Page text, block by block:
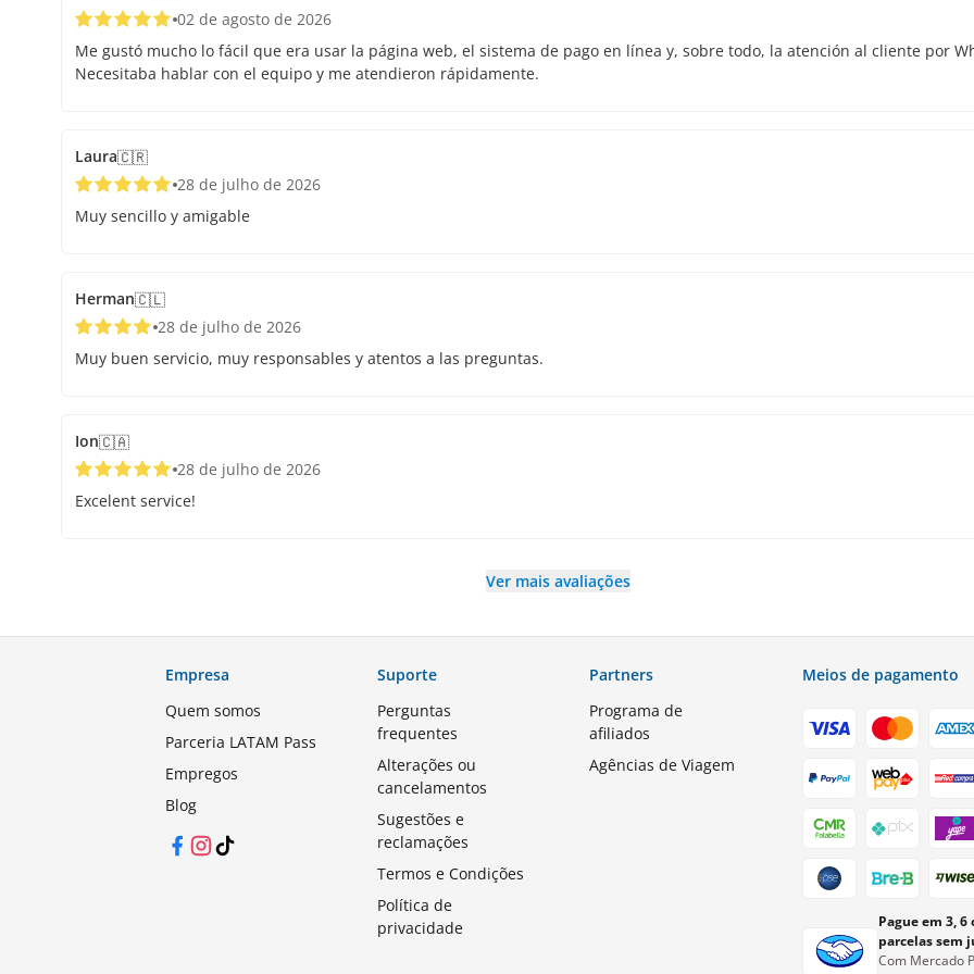
02 de agosto de 2026
Me gustó mucho lo fácil que era usar la página web, el sistema de pago en línea y, sobre todo, la atención al cliente por
Necesitaba hablar con el equipo y me atendieron rápidamente.
Laura🇨🇷
28 de julho de 2026
Muy sencillo y amigable
Herman🇨🇱
28 de julho de 2026
Muy buen servicio, muy responsables y atentos a las preguntas.
Ion🇨🇦
28 de julho de 2026
Excelent service!
Ver mais avaliações
Empresa
Quem somos
Parceria LATAM Pass
Empregos
Blog
Facebook
Instagram
TikTok
Suporte
Perguntas
frequentes
Alterações ou
cancelamentos
Sugestões e
reclamações
Termos e Condições
Política de
privacidade
Partners
Programa de
afiliados
Agências de Viagem
Meios de pagamento
Pague em 3, 6
parcelas sem
Com Mercado